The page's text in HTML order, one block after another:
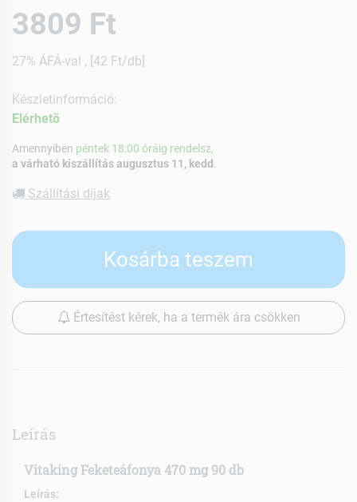
3809 Ft
27% ÁFÁ-val , [42 Ft/db]
Készletinformáció:
Elérhetõ
Amennyiben péntek 18:00 óráig rendelsz,
a várható kiszállítás augusztus 11, kedd
Szállítási díjak
Kosárba teszem
Értesítést kérek, ha a termék ára csökken
Leírás
Vitaking Feketeáfonya 470 mg 90 db
Leírás: